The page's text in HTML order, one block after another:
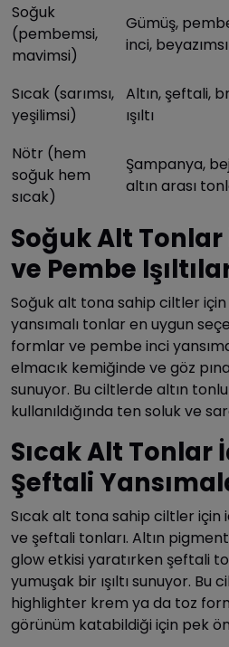
Soğuk
(pembemsi,
mavimsi)
Gümüş,
inci, beyazımsı
Sıcak (sarımsı,
yeşilimsi)
Altın, şeftali,
ışıltı
Nötr (hem
soğuk hem
sıcak)
Şampanya,
altın arası
Soğuk Alt
ve Pembe
Soğuk alt tona sahip ciltler
yansımalı tonlar en uygun
formlar ve pembe inci
elmacık kemiğinde ve göz
sunuyor. Bu ciltlerde altın tonlu
kullanıldığında ten soluk ve
Sıcak Alt Tonlar
Şeftali
Sıcak alt tona sahip ciltler için
ve şeftali tonları. Altın
glow etkisi yaratırken şeftali
yumuşak bir ışıltı sunuyor. Bu
highlighter krem ya da toz
görünüm katabildiği için pek